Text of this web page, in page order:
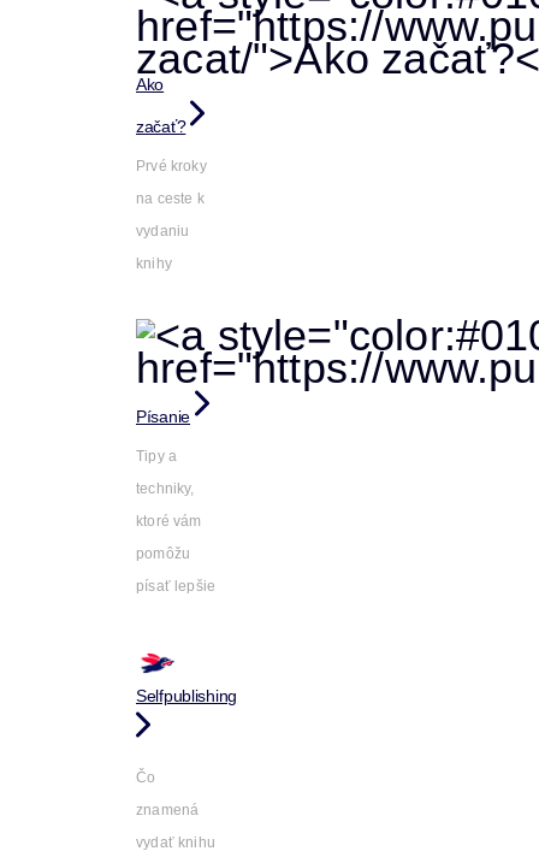
Ako
začať?
Prvé kroky
na ceste k
vydaniu
knihy
Písanie
Tipy a
techniky,
ktoré vám
pomôžu
písať lepšie
Selfpublishing
Čo
znamená
vydať knihu